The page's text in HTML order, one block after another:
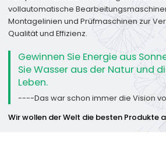
vollautomatische
Montagelinien und Prüfmaschinen zur
Qualität und Effizienz.
Gewinnen Sie Energie aus
Sie Wasser aus der Natur und
Leben.
----Das war schon immer die Vision
Wir wollen der Welt die besten Produkte